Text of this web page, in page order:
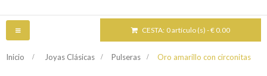
CESTA: 0 artículo (s) - € 0.00
NAVEGACIÓN
TOGGLE
Inicio > Joyas Clásicas > Pulseras > Oro amarillo con circonitas